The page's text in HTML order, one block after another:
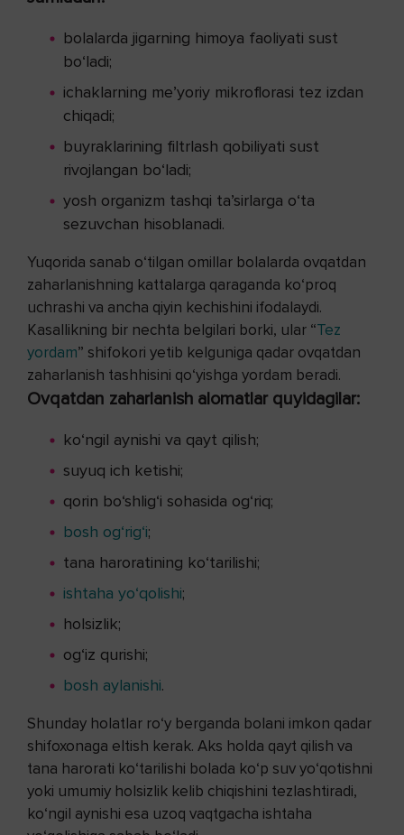
bolalarda jigarning himoya faoliyati sust
bo‘ladi;
ichaklarning me’yoriy mikroflorasi tez izdan
chiqadi;
buyraklarining filtrlash qobiliyati sust
rivojlangan bo‘ladi;
yosh organizm tashqi ta’sirlarga o‘ta
sezuvchan hisoblanadi.
Yuqorida sanab o‘tilgan omillar bolalarda ovqatdan
zaharlanishning kattalarga qaraganda ko‘proq
uchrashi va ancha qiyin kechishini ifodalaydi.
Kasallikning bir nechta belgilari borki, ular “Tez
yordam” shifokori yetib kelguniga qadar ovqatdan
zaharlanish tashhisini qo‘yishga yordam beradi.
Ovqatdan zaharlanish alomatlar quyidagilar:
ko‘ngil aynishi va qayt qilish;
suyuq ich ketishi;
qorin bo‘shlig‘i sohasida og‘riq;
bosh og‘rig‘i;
tana haroratining ko‘tarilishi;
ishtaha yo‘qolishi;
holsizlik;
og‘iz qurishi;
bosh aylanishi.
Shunday holatlar ro‘y berganda bolani imkon qadar
shifoxonaga eltish kerak. Aks holda qayt qilish va
tana harorati ko‘tarilishi bolada ko‘p suv yo‘qotishni
yoki umumiy holsizlik kelib chiqishini tezlashtiradi,
ko‘ngil aynishi esa uzoq vaqtgacha ishtaha